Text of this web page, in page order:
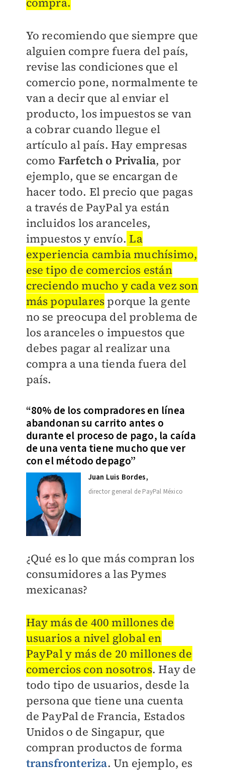
Yo recomiendo que siempre que
alguien compre fuera del país,
revise las condiciones que el
comercio pone, normalmente te
van a decir que al enviar el
producto, los impuestos se van
a cobrar cuando llegue el
artículo al país. Hay empresas
como Farfetch o Privalia, por
ejemplo, que se encargan de
hacer todo. El precio que pagas
a través de PayPal ya están
incluidos los aranceles,
impuestos y envío. La
experiencia cambia muchísimo,
ese tipo de comercios están
creciendo mucho y cada vez son
más populares porque la gente
no se preocupa del problema de
los aranceles o impuestos que
debes pagar al realizar una
compra a una tienda fuera del
país.
“80% de los compradores en línea
abandonan su carrito antes o
durante el proceso de pago, la caída
de una venta tiene mucho que ver
con el método depago”
Juan Luis Bordes,
director general de PayPal México
¿Qué es lo que más compran los
consumidores a las Pymes
mexicanas?
Hay más de 400 millones de
usuarios a nivel global en
PayPal y más de 20 millones de
comercios con nosotros. Hay de
todo tipo de usuarios, desde la
persona que tiene una cuenta
de PayPal de Francia, Estados
Unidos o de Singapur, que
compran productos de forma
transfronteriza. Un ejemplo, es